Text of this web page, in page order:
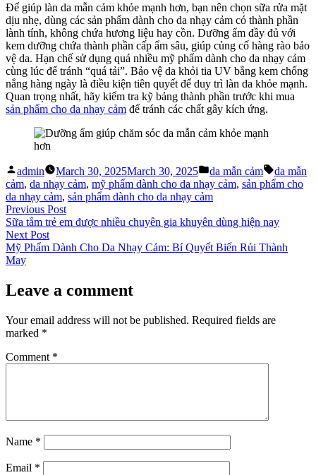
Để giúp làn da mẫn cảm khỏe mạnh hơn, bạn nên chọn sữa rửa mặt
dịu nhẹ, dùng các sản phẩm dành cho da nhạy cảm có thành phần
lành tính, không chứa hương liệu hay cồn. Dưỡng ẩm đầy đủ với
kem dưỡng chứa thành phần cấp ẩm sâu, giúp củng cố hàng rào bảo
vệ da. Hạn chế sử dụng quá nhiều mỹ phẩm dành cho da nhạy cảm
cùng lúc để tránh “quá tải”. Bảo vệ da khỏi tia UV bằng kem chống
nắng hàng ngày là điều kiện tiên quyết để duy trì làn da khỏe mạnh.
Quan trọng nhất, hãy kiểm tra kỹ bảng thành phần trước khi mua
sản phẩm cho da nhạy cảm để tránh các chất gây kích ứng.
Posted
by
admin March 30, 2025March 30, 2025
Posted
in
da mẫn cảm Tags:
da mẫn
cảm, da nhạy cảm, mỹ phẩm dành cho da nhạy cảm, sản phẩm cho
da nhạy cảm, sản phẩm dành cho da nhạy cảm
Post
navigation
Previous PostPrevious
post:
Sữa tắm trẻ em được nhiều chuyên gia khuyên dùng hiện nay
Next PostNext
post:
Mỹ Phẩm Dành Cho Da Nhạy Cảm: Bí Quyết Biến Rủi Thành
May
Leave a comment
Your email address will not be published. Required fields are
marked *
Comment *
Name *
Email *